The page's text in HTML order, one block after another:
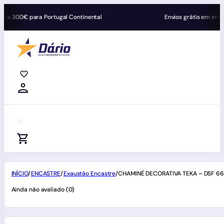
para Portugal Continental Envios grátis em
0
INÍCIO/ENCASTRE/Exaustão Encastre/CHAMINÉ DECORATIVA TEKA – DSF
Ainda não avaliado (0)